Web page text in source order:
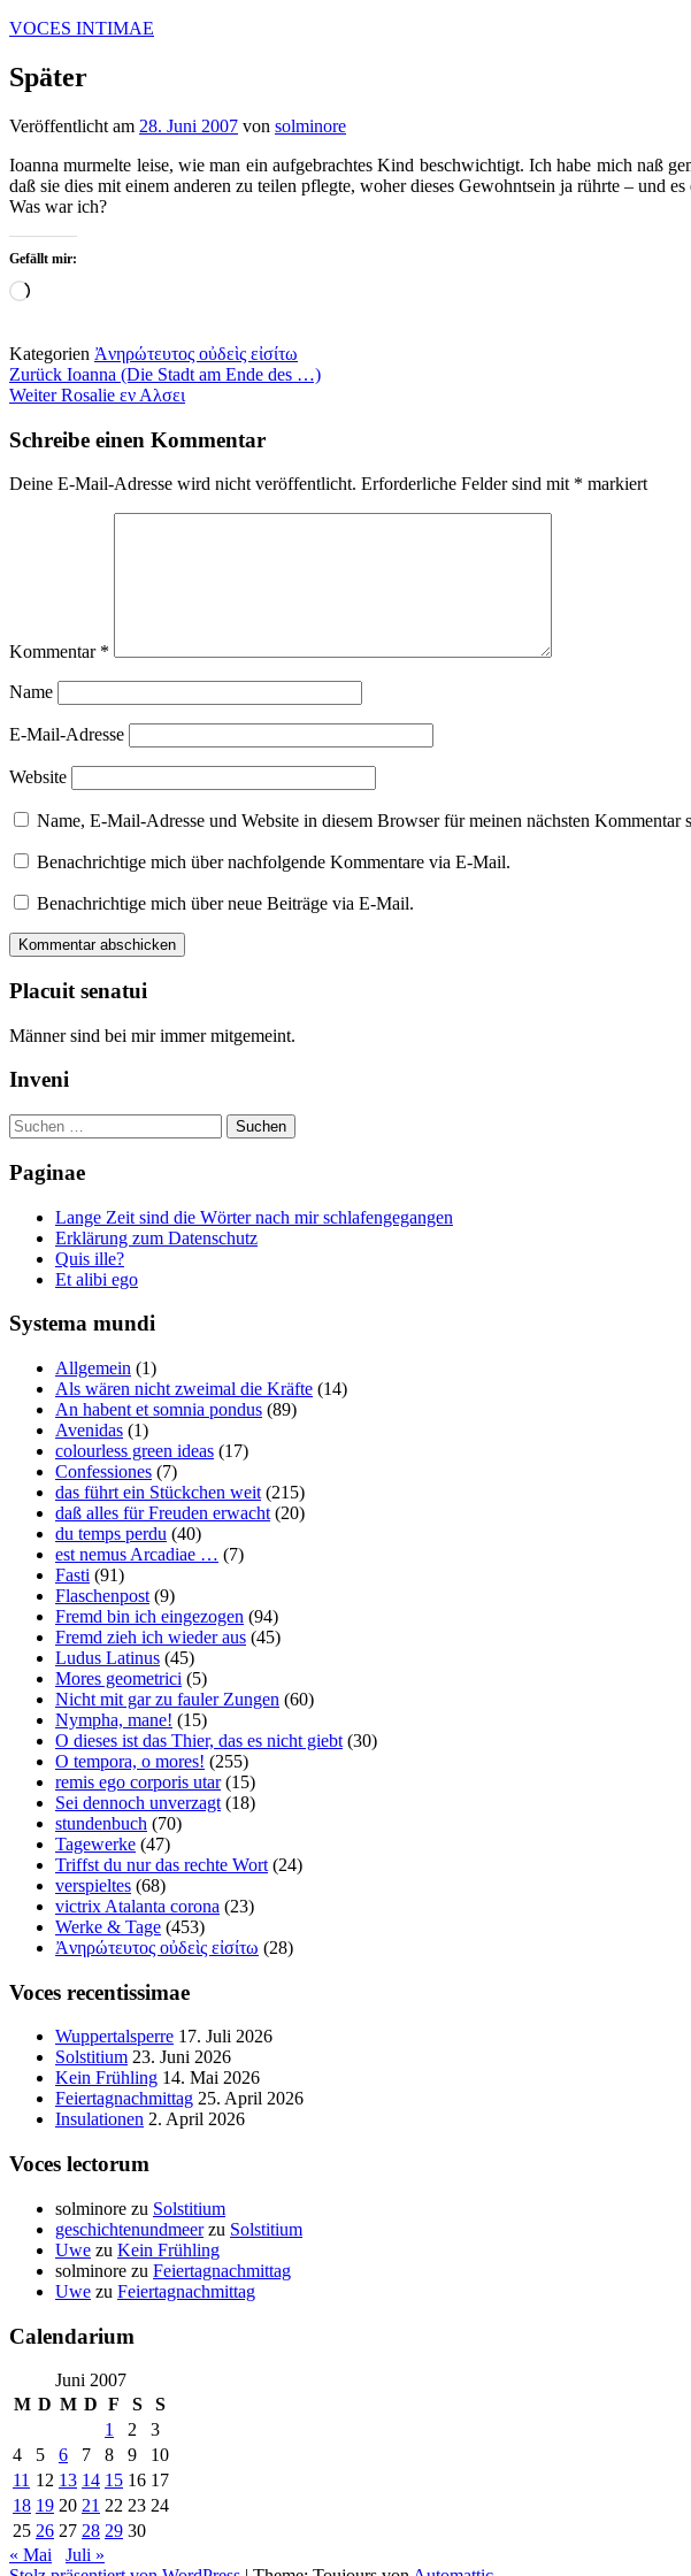
Zum
springen
VOCES INTIMAE
Später
Veröffentlicht am 28. Juni 2007 von solminore
Ioanna murmelte leise, wie man ein aufgebrachtes Kind beschwichtigt. Ich habe mich naß
daß sie dies mit einem anderen zu teilen pflegte, woher dieses Gewohntsein ja rührte – und
Was war ich?
Gefällt mir:
Wird
Kategorien Ἀνηρώτευτος οὐδεὶς εἰσίτω
Beitragsnavigation
Zurück Ioanna (Die Stadt am Ende des …)
Weiter Rosalie εν Αλσει
Schreibe einen Kommentar
Deine E-Mail-Adresse wird nicht veröffentlicht. Erforderliche Felder sind mit * markiert
Kommentar *
Name
E-Mail-Adresse
Website
Name, E-Mail-Adresse und Website in diesem Browser für meinen nächsten Kommentar
Benachrichtige mich über nachfolgende Kommentare via E-Mail.
Benachrichtige mich über neue Beiträge via E-Mail.
Placuit senatui
Männer sind bei mir immer mitgemeint.
Inveni
Suchen
nach:
Paginae
Lange Zeit sind die Wörter nach mir schlafengegangen
Erklärung zum Datenschutz
Quis ille?
Et alibi ego
Systema mundi
Allgemein (1)
Als wären nicht zweimal die Kräfte (14)
An habent et somnia pondus (89)
Avenidas (1)
colourless green ideas (17)
Confessiones (7)
das führt ein Stückchen weit (215)
daß alles für Freuden erwacht (20)
du temps perdu (40)
est nemus Arcadiae … (7)
Fasti (91)
Flaschenpost (9)
Fremd bin ich eingezogen (94)
Fremd zieh ich wieder aus (45)
Ludus Latinus (45)
Mores geometrici (5)
Nicht mit gar zu fauler Zungen (60)
Nympha, mane! (15)
O dieses ist das Thier, das es nicht giebt (30)
O tempora, o mores! (255)
remis ego corporis utar(15)
Sei dennoch unverzagt (18)
stundenbuch (70)
Tagewerke (47)
Triffst du nur das rechte Wort (24)
verspieltes (68)
victrix Atalanta corona (23)
Werke & Tage (453)
Ἀνηρώτευτος οὐδεὶς εἰσίτω (28)
Voces recentissimae
Wuppertalsperre 17. Juli 2026
Solstitium 23. Juni 2026
Kein Frühling 14. Mai 2026
Feiertagnachmittag 25. April 2026
Insulationen 2. April 2026
Voces lectorum
solminore zu Solstitium
geschichtenundmeerzu Solstitium
Uwe zu Kein Frühling
solminore zu Feiertagnachmittag
Uwe zu Feiertagnachmittag
Calendarium
Juni 2007
M D M D F S
S
1
2
3
4
5 6 7 8 9
10
11 12 13 14 15 16 17
18 19 20 21 22 23 24
25 26 27 28 29 30
« Mai
Juli »